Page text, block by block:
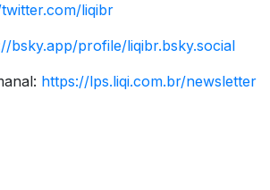
liqibr
bsky.app/profile/liqibr.bsky.social
https://lps.liqi.com.br/newsletter